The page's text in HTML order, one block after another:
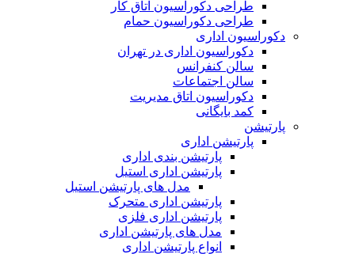
طراحی دکوراسیون اتاق کار
طراحی دکوراسیون حمام
دکوراسیون اداری
دکوراسیون اداری در تهران
سالن کنفرانس
سالن اجتماعات
دکوراسیون اتاق مدیریت
کمد بایگانی
پارتیشن
پارتیشن اداری
پارتیشن بندی اداری
پارتیشن اداری استیل
مدل های پارتیشن استیل
پارتیشن اداری متحرک
پارتیشن اداری فلزی
مدل های پارتیشن اداری
انواع پارتیشن اداری